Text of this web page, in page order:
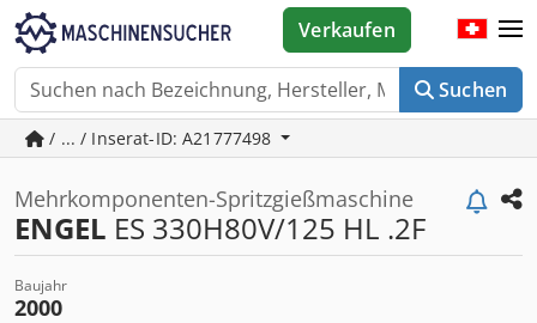
Suchen
Verkaufen
/ ... / Inserat-ID: A21777498
Mehrkomponenten-Spritzgießmaschine
ENGEL ES 330H80V/125 HL .2F
Baujahr
2000